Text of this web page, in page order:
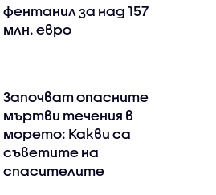
фентанил за над 157
млн. евро
Започват опасните
мъртви течения в
морето: Какви са
съветите на
спасителите